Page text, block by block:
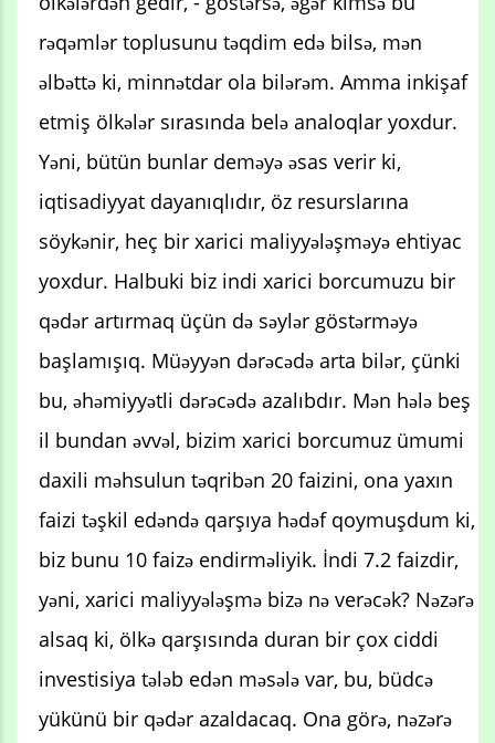
rəqəmlər toplusunu təqdim edə bilsə, mən
əlbəttə ki, minnətdar ola bilərəm. Amma inkişaf
etmiş ölkələr sırasında belə analoqlar yoxdur.
Yəni, bütün bunlar deməyə əsas verir ki,
iqtisadiyyat dayanıqlıdır, öz resurslarına
söykənir, heç bir xarici maliyyələşməyə ehtiyac
yoxdur. Halbuki biz indi xarici borcumuzu bir
qədər artırmaq üçün də səylər göstərməyə
başlamışıq. Müəyyən dərəcədə arta bilər, çünki
bu, əhəmiyyətli dərəcədə azalıbdır. Mən hələ beş
il bundan əvvəl, bizim xarici borcumuz ümumi
daxili məhsulun təqribən 20 faizini, ona yaxın
faizi təşkil edəndə qarşıya hədəf qoymuşdum ki,
biz bunu 10 faizə endirməliyik. İndi 7.2 faizdir,
yəni, xarici maliyyələşmə bizə nə verəcək? Nəzərə
alsaq ki, ölkə qarşısında duran bir çox ciddi
investisiya tələb edən məsələ var, bu, büdcə
yükünü bir qədər azaldacaq. Ona görə, nəzərə